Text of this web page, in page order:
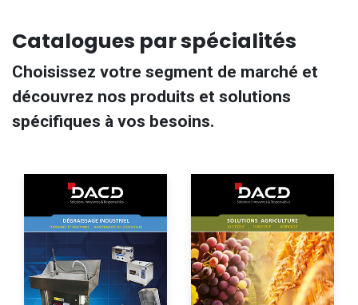
Catalogues par spécialités
Choisissez votre segment de marché et
découvrez nos produits et solutions
spécifiques à vos besoins.